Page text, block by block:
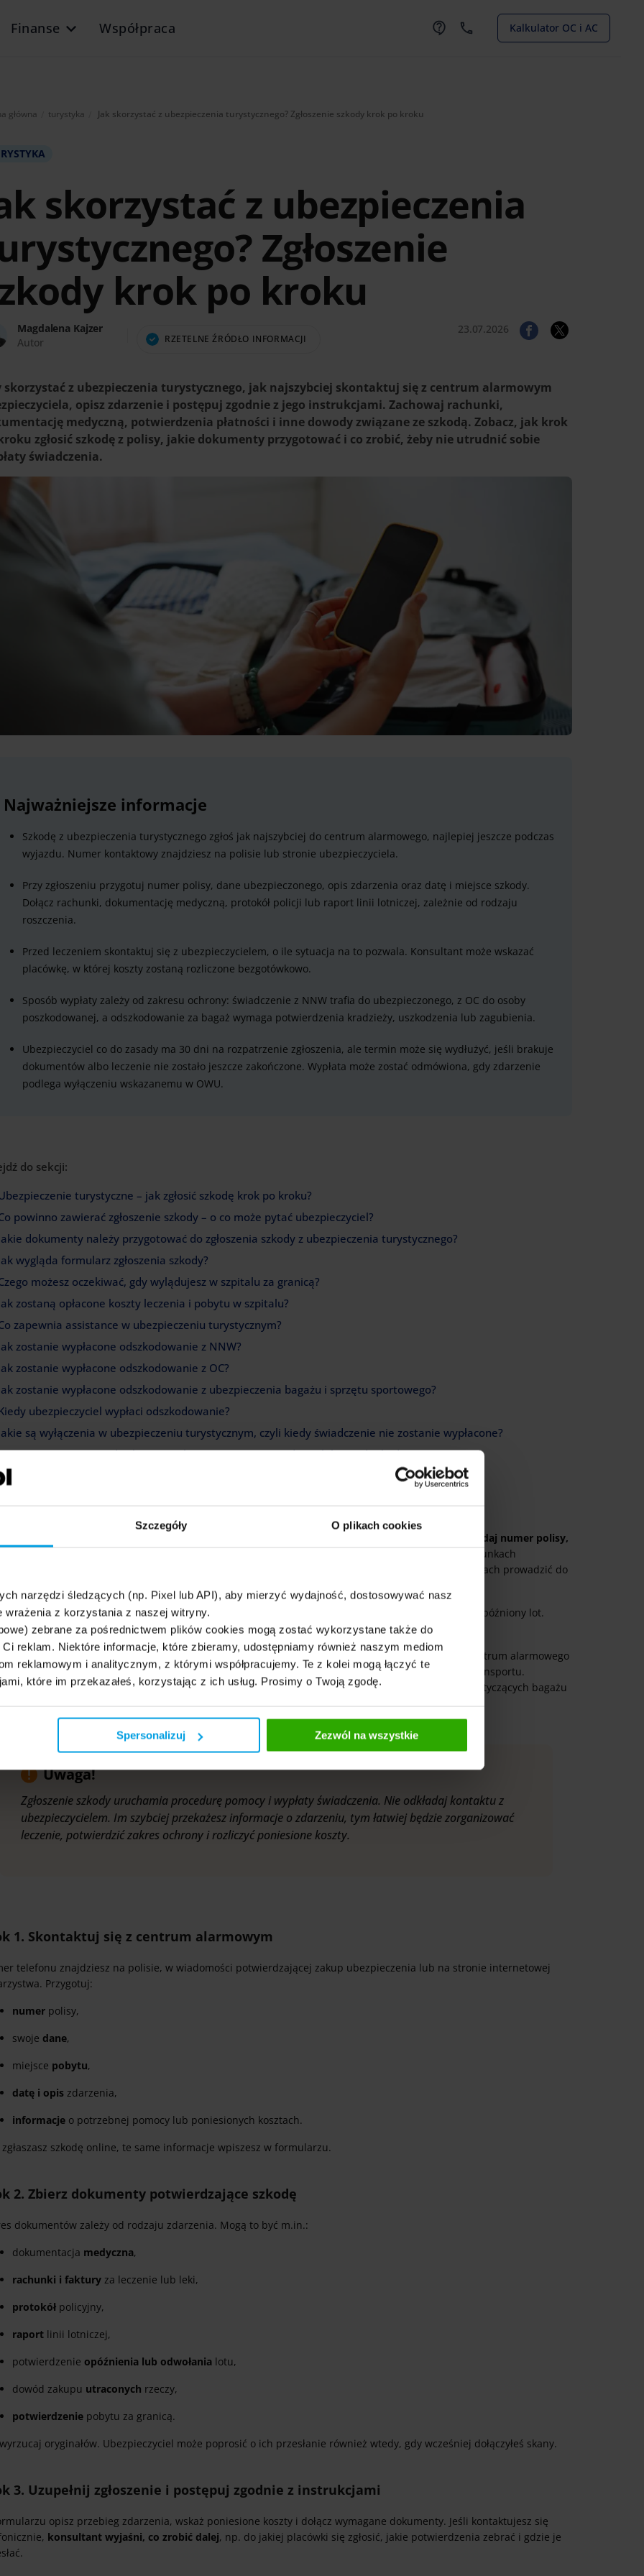
Szczegóły O plikach cookies
narzędzi śledzących (np. Pixel lub API), aby mierzyć wydajność, dostosowywać nasz
wrażenia z korzystania z naszej witryny.
zebrane za pośrednictwem plików cookies mogą zostać wykorzystane także do
reklam. Niektóre informacje, które zbieramy, udostępniamy również naszym mediom
reklamowym i analitycznym, z którymi współpracujemy. Te z kolei mogą łączyć te
które im przekazałeś, korzystając z ich usług. Prosimy o Twoją zgodę.
Spersonalizuj Zezwól na wszystkie
Finanse Współpraca Kalkulator OC i AC
główna turystyka Aktualnie:
Jak skorzystać z ubezpieczenia turystycznego? Zgłoszenie szkody krok po kroku
skorzystać z ubezpieczenia
Zgłoszenie
krok po kroku
Magdalena Kajzer
Autor
RZETELNE ŹRÓDŁO INFORMACJI
23.07.2026
skorzystać z ubezpieczenia turystycznego, jak najszybciej skontaktuj się z centrum alarmowym
opisz zdarzenie i postępuj zgodnie z jego instrukcjami. Zachowaj rachunki,
medyczną, potwierdzenia płatności i inne dowody związane ze szkodą. Zobacz, jak krok
zgłosić szkodę z polisy, jakie dokumenty przygotować i co zrobić, żeby nie utrudnić sobie
świadczenia.
Najważniejsze informacje
Szkodę z ubezpieczenia turystycznego zgłoś jak najszybciej do centrum alarmowego, najlepiej jeszcze podczas
wyjazdu. Numer kontaktowy znajdziesz na polisie lub stronie ubezpieczyciela.
Przy zgłoszeniu przygotuj numer polisy, dane ubezpieczonego, opis zdarzenia oraz datę i miejsce szkody.
Dołącz rachunki, dokumentację medyczną, protokół policji lub raport linii lotniczej, zależnie od rodzaju
roszczenia.
Przed leczeniem skontaktuj się z ubezpieczycielem, o ile sytuacja na to pozwala. Konsultant może wskazać
placówkę, w której koszty zostaną rozliczone bezgotówkowo.
Sposób wypłaty zależy od zakresu ochrony: świadczenie z NNW trafia do ubezpieczonego, z OC do osoby
poszkodowanej, a odszkodowanie za bagaż wymaga potwierdzenia kradzieży, uszkodzenia lub zagubienia.
Ubezpieczyciel co do zasady ma 30 dni na rozpatrzenie zgłoszenia, ale termin może się wydłużyć, jeśli brakuje
dokumentów albo leczenie nie zostało jeszcze zakończone. Wypłata może zostać odmówiona, gdy zdarzenie
podlega wyłączeniu wskazanemu w OWU.
do sekcji:
turystyczne – jak zgłosić szkodę krok po kroku?
powinno zawierać zgłoszenie szkody – o co może pytać ubezpieczyciel?
dokumenty należy przygotować do zgłoszenia szkody z ubezpieczenia turystycznego?
wygląda formularz zgłoszenia szkody?
możesz oczekiwać, gdy wylądujesz w szpitalu za granicą?
zostaną opłacone koszty leczenia i pobytu w szpitalu?
zapewnia assistance w ubezpieczeniu turystycznym?
zostanie wypłacone odszkodowanie z NNW?
zostanie wypłacone odszkodowanie z OC?
zostanie wypłacone odszkodowanie z ubezpieczenia bagażu i sprzętu sportowego?
ubezpieczyciel wypłaci odszkodowanie?
są wyłączenia w ubezpieczeniu turystycznym, czyli kiedy świadczenie nie zostanie wypłacone?
czym pamiętać przed zakupem polisy turystycznej? Mądry Polak przed szkodą
turystyczne – jak zgłosić szkodę krok po kroku?
Podaj numer polisy,
Sprawdź też termin wskazany w Ogólnych Warunkach
ponieważ jego przekroczenie może utrudnić wypłatę świadczenia, a w niektórych sytuacjach prowadzić do
wygląda podobnie niezależnie od tego, czy chodzi o chorobę, wypadek, kradzież bagażu czy opóźniony lot.
się będą przede wszystkim wymagane dokumenty i sposób dalszego postępowania.
możesz zgłosić telefonicznie, przez formularz online, a czasem także e-mailem. Telefon do centrum alarmowego
sprawdzi się wtedy, gdy potrzebujesz natychmiastowej pomocy, np. organizacji leczenia lub transportu.
internetowy będzie wygodniejszy przy roszczeniach, które możesz zgłosić po powrocie, np. dotyczących bagażu
poniesionych wcześniej kosztów.
Uwaga!
Zgłoszenie szkody uruchamia procedurę pomocy i wypłaty świadczenia. Nie odkładaj kontaktu z
ubezpieczycielem. Im szybciej przekażesz informacje o zdarzeniu, tym łatwiej będzie zorganizować
leczenie, potwierdzić zakres ochrony i rozliczyć poniesione koszty.
1. Skontaktuj się z centrum alarmowym
telefonu znajdziesz na polisie, w wiadomości potwierdzającej zakup ubezpieczenia lub na stronie internetowej
Przygotuj:
numer polisy,
swoje dane,
miejsce pobytu,
datę i opiszdarzenia,
informacje o potrzebnej pomocy lub poniesionych kosztach.
zgłaszasz szkodę online, te same informacje wpiszesz w formularzu.
2. Zbierz dokumenty potwierdzające szkodę
dokumentów zależy od rodzaju zdarzenia. Mogą to być m.in.:
dokumentacja medyczna,
rachunki i fakturyza leczenie lub leki,
protokół policyjny,
raport linii lotniczej,
potwierdzenie opóźnienia lub odwołania lotu,
dowód zakupu utraconych rzeczy,
potwierdzenie pobytu za granicą.
oryginałów. Ubezpieczyciel może poprosić o ich przesłanie również wtedy, gdy wcześniej dołączyłeś skany.
3. Uzupełnij zgłoszenie i postępuj zgodnie z instrukcjami
opisz przebieg zdarzenia, wskaż poniesione koszty i dołącz wymagane dokumenty. Jeśli kontaktujesz się
konsultant wyjaśni, co zrobić dalej, np. do jakiej placówki się zgłosić, jakie potwierdzenia zebrać i gdzie je